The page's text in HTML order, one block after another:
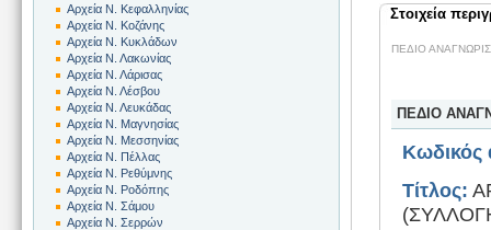
Στοιχεία
ΠΕΔΙΟ
ΠΕΔΙΟ
Κωδικός
Τίτλος:
Αρχεία Ν. Κεφαλληνίας
Αρχεία Ν. Κοζάνης
Αρχεία Ν. Κυκλάδων
Αρχεία Ν. Λακωνίας
Αρχεία Ν. Λάρισας
Αρχεία Ν. Λέσβου
Αρχεία Ν. Λευκάδας
Αρχεία Ν. Μαγνησίας
Αρχεία Ν. Μεσσηνίας
Αρχεία Ν. Πέλλας
Αρχεία Ν. Ρεθύμνης
Αρχεία Ν. Ροδόπης
Αρχεία Ν. Σάμου
Αρχεία Ν. Σερρών